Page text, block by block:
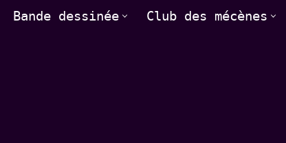
Bande dessinée Club des mécènes